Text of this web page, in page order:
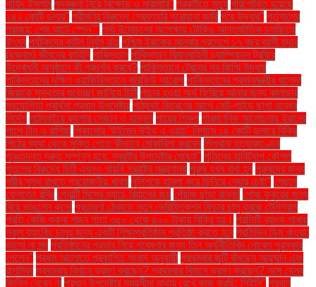
নাহিদ ইসলাম পদবঞ্চনা নিয়ে বিক্ষোভ ও মারামারি" পরবর্তীতে মৃত্যু পরিশোধিত হয়েছে
২৪২ কোটি ডলার" পরীমণির বিরুদ্ধে গ্রেফতারি পরোয়ানা জারি পরে উদ্ধার" পর্তুগালের
পরাজয়; শেষ আটে স্পেন"" পর্দা উন্মোচনের অপেক্ষায় টোকিও আন্তর্জাতিক চলচ্চিত্র
উৎসব পর্যটকদের কাটল নির্ঘুম রাত পশ্চিম ইরাকের আনবার প্রদেশে ১৭ বছর বয়সী হুদার
(ছদ্মনাম) জীবনের কাহিনি পাকিস্তান পাকিস্তান বিমানবাহিনী চ্যাম্পিয়নস ট্রফির
উদ্বোধনী অনুষ্ঠানে কী প্রদর্শন করবে? পাকিস্তানে ট্রেনের সব জিম্মি উদ্ধার
পাকিস্তানের দক্ষিণ ওয়াজিরিস্তানে কারফিউ আরোপ পাকিস্তানের প্রধানমন্ত্রীর খালেদা
জিয়াকে সুস্থতার শুভেচ্ছা জানিয়ে চিঠি পাচার হওয়া অর্থ ফিরিয়ে আনার জন্য কানাডার
সহযোগিতা প্রার্থনা প্রধান উপদেষ্টার পাঠ্যবই বিতরণের আগে নোট-গাইড ছাপা বন্ধের
নির্দেশ পাঠ্যবইয়ে র‍্যাপার সেজান ও হান্নান পায়ের শিকল পারমাণবিক আলোচনায় ইরানের
পাশে চীন ও রাশিয়া পিকাসোর ‘উইমেন উইথ এ ওয়াচ’ নিলামে ১৪ কোটি ডলারে বিক্রি
পিঠের ব্যথা থেকে মুক্তি পেতে কীভাবে মোকাবিলা করবেন পিলখানা হত্যাকাণ্ডের
পুনঃতদন্ত দ্রুত সম্পন্ন হবে: স্বরাষ্ট্র উপদেষ্টার ঘোষণা" পুতিনের হানিট্র্যাপ কৌশল
পুতুলের বিরুদ্ধে চিঠি এখনও পায়নি পররাষ্ট্র মন্ত্রণালয় পুরুষ যখন বাবা হন পুরুষদের জন্য
শরীর সুস্থ রাখতে প্রয়োজনীয় খাবার পুলিশকে হামলা করে ছিনিয়ে নেয়ার চেষ্টা" পেছনে
ফেললেন রদ্রি পেনাল্টি মিসের ম্যাচে রিয়ালের জয় পেঁয়াজ ছাড়া রান্না! পোষা কুকুরের জন্য
বিয়ে ভাঙলেন কনে! প্রতারণা ঠেকাতে নতুন ভেরিফিকেশন ফিচার চালু করছে টেলিগ্রাম
প্রতি কেজি শুকনা শজন পাতা ৩৫০ থেকে ৪০০ টাকায় বিক্রি হয়। প্রতিটি ব্যাংক শাখায়
স্কুল ব্যাংকিং চালুর জন্য একটি শিক্ষাপ্রতিষ্ঠান প্রতিষ্ঠা করতে হবে প্রতিদিন ডিম খাওয়া:
ভালো না মন্দ প্রতিষ্ঠানের প্রভাব নিয়ে গবেষণার জন্য তিন অর্থনীতিবিদ নোবেল পুরস্কার
পেলেন" প্রথম আলোতে প্রকাশিত সংবাদ অনুযায়ী প্রথমবার জুটি বাঁধছেন আয়ুষ্মান এবং
রাশমিকা প্রথমবার বিমানে ভ্রমণ করছেন? প্রথমবার বিমানে ভ্রমণ করছেন? সঙ্গে যেসব
জিনিস নেবেন না প্রধান উপদেষ্টার সময়সীমা মাথায় রেখে কাজ করছি: সিইসি" প্রধান